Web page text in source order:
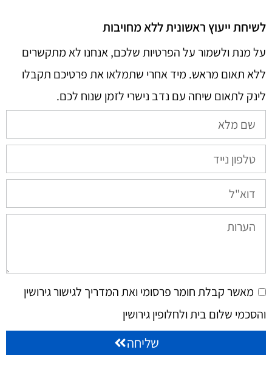
לשיחת ייעוץ ראשונית ללא מחויבות
על מנת ולשמור על הפרטיות שלכם, אנחנו לא מתקשרים
ללא תאום מראש. מיד אחרי שתמלאו את פרטיכם תקבלו
לינק לתאום שיחה עם נדב נישרי לזמן שנוח לכם.​
מאשר קבלת חומר פרסומי ואת המדריך לגישור גירושין
והסכמי שלום בית ולחלופין גירושין
שליחה